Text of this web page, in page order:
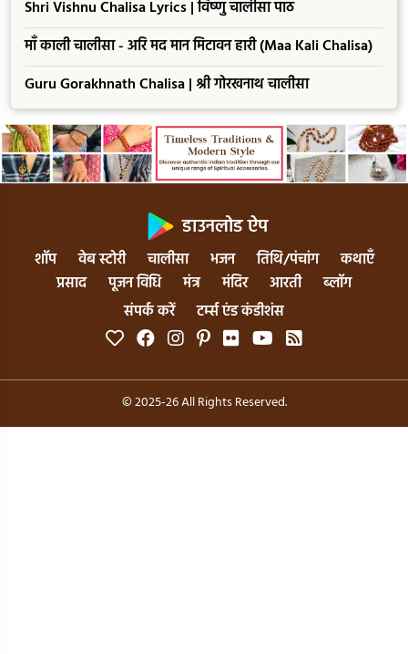
Shri Vishnu Chalisa Lyrics | विष्णु चालीसा पाठ
माँ काली चालीसा - अरि मद मान मिटावन हारी (Maa Kali Chalisa)
Guru Gorakhnath Chalisa | श्री गोरखनाथ चालीसा
डाउनलोड ऐप
शॉप वेब स्टोरी चालीसा भजन तिथि/पंचांग
कथाएँ
प्रसाद
पूजन विधि मंत्र मंदिर आरती
ब्लॉग
संपर्क करें
टर्म्स एंड कंडीशंस
© 2025-26 All Rights Reserved.